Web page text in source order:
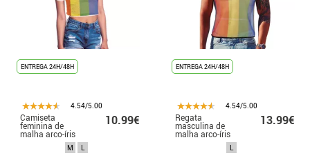
ENTREGA 24H/48H
4.54/5.00
Camiseta
feminina de
malha arco-íris
10.99€
M L
ENTREGA 24H/48H
4.54/5.00
Regata
masculina de
malha arco-íris
13.99€
L